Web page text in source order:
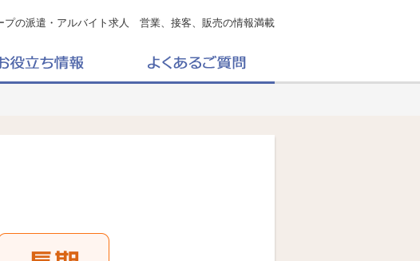
プの派遣・アルバイト求人 営業、接客、販売の情報満載